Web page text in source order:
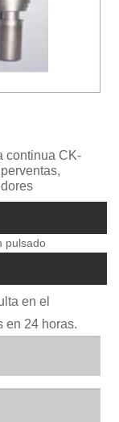
continua CK-
pulsado
en el
en 24 horas.